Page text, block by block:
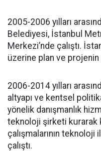
2005-2006 yılları
Belediyesi, İstanbul
Merkezi’nde çalıştı.
üzerine plan ve
2006-2014 yılları
altyapı ve kentsel
yönelik danışmanlık
teknoloji şirketi kurarak
çalışmalarının
çalıştı.